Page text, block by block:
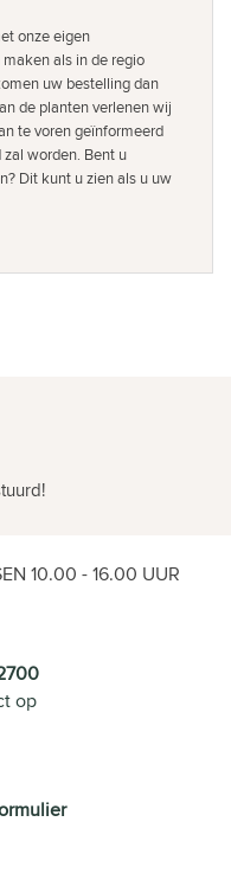
onze eigen
als in de regio
uw bestelling dan
de planten verlenen wij
te voren geïnformeerd
worden. Bent u
Dit kunt u zien als u uw
10.00 - 16.00 UUR
op